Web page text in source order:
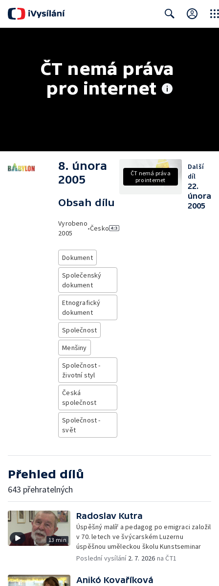
ČT nemá práva
pro internet
8. února
2005
Obsah dílu
Vyrobeno
2005
•Česko
Dokument
Společenský
dokument
Etnografický
dokument
Společnost
Menšiny
Společnost -
životní styl
Česká
společnost
Společnost -
svět
ČT nemá práva
pro internet
Další
díl
22.
února
2005
Přehled dílů
643 přehratelných
13 min
Radoslav Kutra
Úspěšný malíř a pedagog po emigraci založil
v 70. letech ve švýcarském Luzernu
úspěšnou uměleckou školu Kunstseminar
Poslední vysílání 2. 7. 2026 na ČT1
Anikó Kovaříková